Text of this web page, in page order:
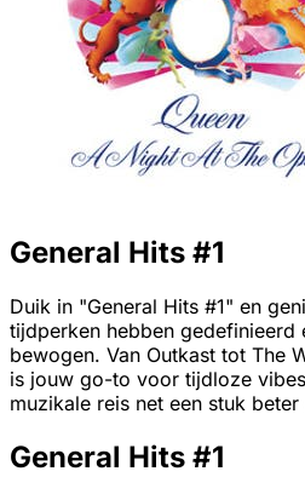
General Hits #1
Duik in "General Hits #1" en
tijdperken hebben gedefinieerd
bewogen. Van Outkast tot The
is jouw go-to voor tijdloze
muzikale reis net een stuk
General Hits #1